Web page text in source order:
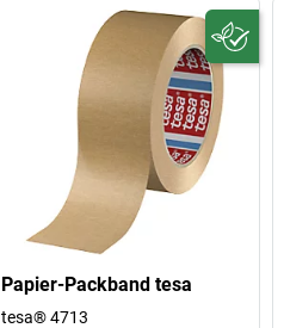
Papier-Packband tesa
tesa® 4713